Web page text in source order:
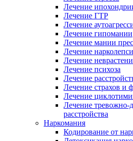
Лечение
Лечение ГТР
Лечение
Лечение гипомании
Лечение мании
Лечение
Лечение
Лечение психоза
Лечение
Лечение страхов и
Лечение
Лечение тревожно-
расстройства
Наркомания
Кодирование от